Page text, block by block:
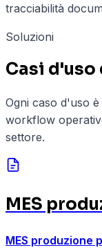
tracciabilità
Soluzioni
Casi
Ogni caso d'uso
workflow
settore.
MES
MES produzione